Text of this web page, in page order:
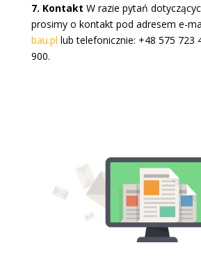
7. Kontakt W razie pytań
prosimy o kontakt pod adresem e-
bau.pl lub telefonicznie: +48 575 723
900.